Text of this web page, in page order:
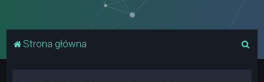
Strona główna